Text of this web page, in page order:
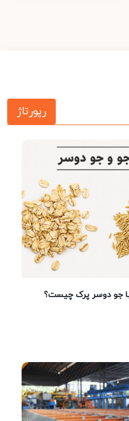
رپورتاژ
جو دوسر پرک چیست؟